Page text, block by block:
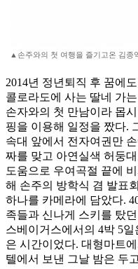
▲손주와의 첫 여행을 즐기고온 김종
2014년 정년퇴직 후 꿈에
콜로라도에 사는 딸네 가
손자와의 첫 만남이라 몹
핑을 이용해 일정을 짰다.
속대 앞에서 전자여권만
짜를 맞고 아연실색 허둥
도움으로 우여곡절 끝에
해 손주의 방학식 겸 발표
하나를 카메라에 담았다.
족들과 신나게 스키를 탔
스베이거스에서의 4박 5
은 시간이었다. 대형마트
텔에서 보낸 그날 밤은 두